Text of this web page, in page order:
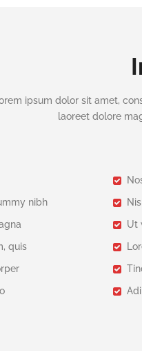
ipsum dolor sit amet,
laoreet dolore
nibh
quis
Ut